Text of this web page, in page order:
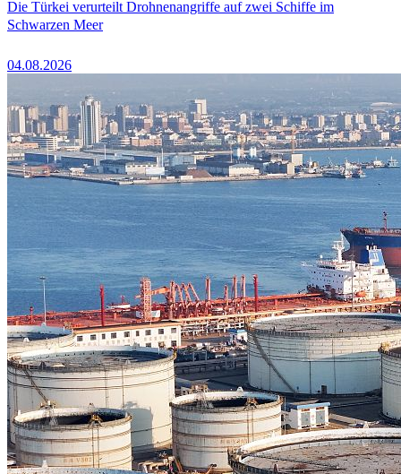
Die Türkei verurteilt Drohnenangriffe auf zwei Schiffe im
Schwarzen Meer
04.08.2026